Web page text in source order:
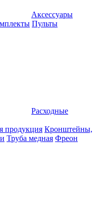
Аксессуары
Пульты
Расходные
продукция Кронштейны,
Труба медная Фреон